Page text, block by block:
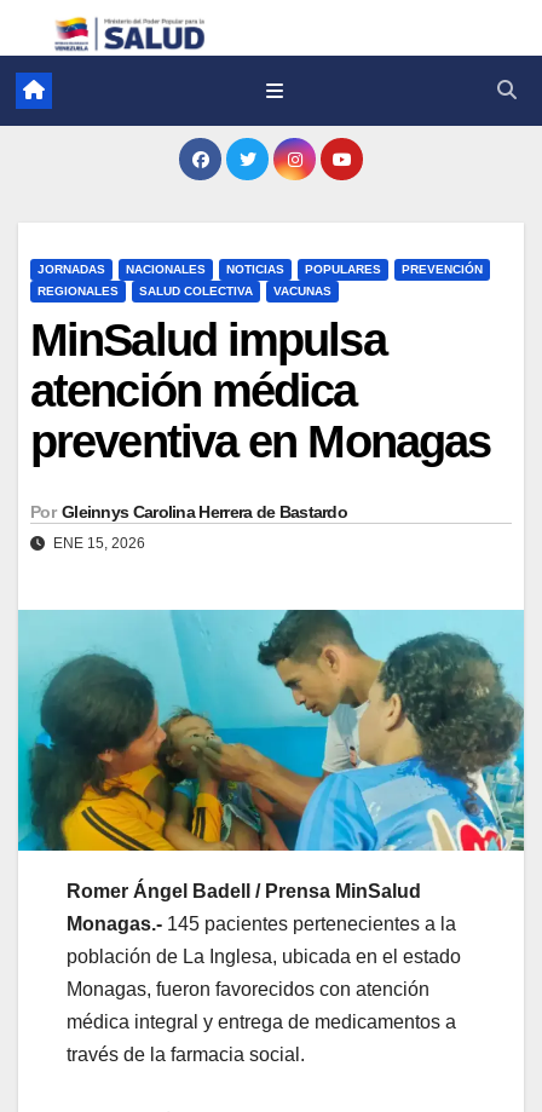
JORNADAS NACIONALES NOTICIAS POPULARES
PREVENCIÓN
REGIONALES
SALUD COLECTIVA VACUNAS
MinSalud impulsa
atención médica
preventiva en Monagas
Por Gleinnys Carolina Herrera de Bastardo
ENE 15, 2026
Romer Ángel Badell / Prensa MinSalud
Monagas.- 145 pacientes pertenecientes a la
población de La Inglesa, ubicada en el estado
Monagas, fueron favorecidos con atención
médica integral y entrega de medicamentos a
través de la farmacia social.